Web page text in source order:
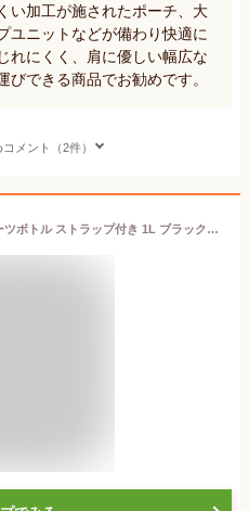
い加工が施されたポーチ、大
ユニットなどが備わり快適に
れにくく、肩に優しい幅広な
びできる商品でお勧めです。
メント（2件）
サーモス 水筒 真空断熱スポーツボトル ストラップ付き 1L ブラックグレー 保冷専用 FJI-1001 BKGY